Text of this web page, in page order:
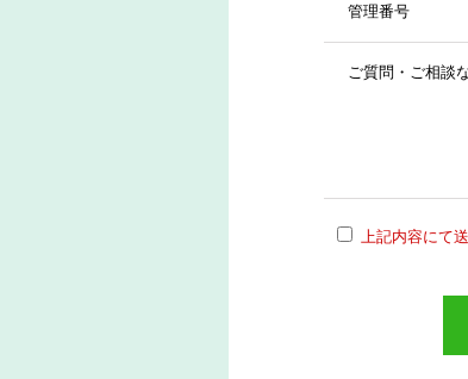
管理番号
ご質問・ご相談
上記内容にて送